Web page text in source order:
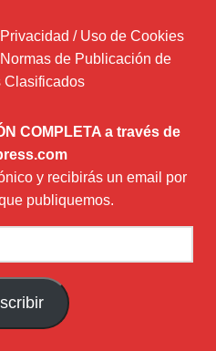
/ Uso de Cookies
de Publicación de
Clasificados
COMPLETA a través de
y recibirás un email por
publiquemos.